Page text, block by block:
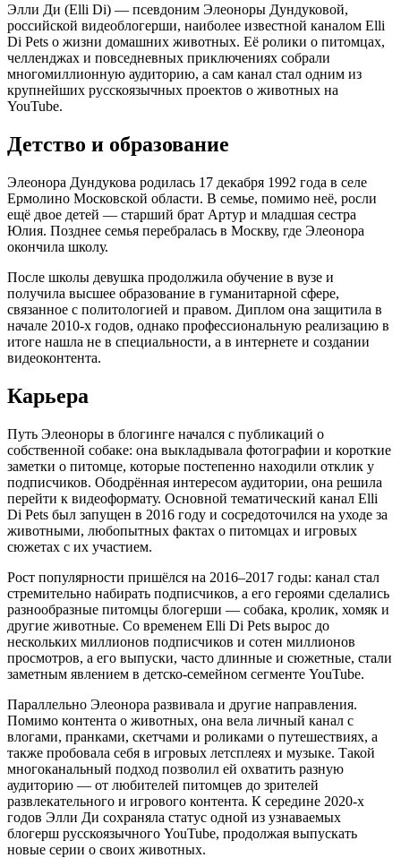
Элли Ди (Elli Di) — псевдоним Элеоноры Дундуковой,
российской видеоблогерши, наиболее известной каналом Elli
Di Pets о жизни домашних животных. Её ролики о питомцах,
челленджах и повседневных приключениях собрали
многомиллионную аудиторию, а сам канал стал одним из
крупнейших русскоязычных проектов о животных на
YouTube.
Детство и образование
Элеонора Дундукова родилась 17 декабря 1992 года в селе
Ермолино Московской области. В семье, помимо неё, росли
ещё двое детей — старший брат Артур и младшая сестра
Юлия. Позднее семья перебралась в Москву, где Элеонора
окончила школу.
После школы девушка продолжила обучение в вузе и
получила высшее образование в гуманитарной сфере,
связанное с политологией и правом. Диплом она защитила в
начале 2010-х годов, однако профессиональную реализацию в
итоге нашла не в специальности, а в интернете и создании
видеоконтента.
Карьера
Путь Элеоноры в блогинге начался с публикаций о
собственной собаке: она выкладывала фотографии и короткие
заметки о питомце, которые постепенно находили отклик у
подписчиков. Ободрённая интересом аудитории, она решила
перейти к видеоформату. Основной тематический канал Elli
Di Pets был запущен в 2016 году и сосредоточился на уходе за
животными, любопытных фактах о питомцах и игровых
сюжетах с их участием.
Рост популярности пришёлся на 2016–2017 годы: канал стал
стремительно набирать подписчиков, а его героями сделались
разнообразные питомцы блогерши — собака, кролик, хомяк и
другие животные. Со временем Elli Di Pets вырос до
нескольких миллионов подписчиков и сотен миллионов
просмотров, а его выпуски, часто длинные и сюжетные, стали
заметным явлением в детско-семейном сегменте YouTube.
Параллельно Элеонора развивала и другие направления.
Помимо контента о животных, она вела личный канал с
влогами, пранками, скетчами и роликами о путешествиях, а
также пробовала себя в игровых летсплеях и музыке. Такой
многоканальный подход позволил ей охватить разную
аудиторию — от любителей питомцев до зрителей
развлекательного и игрового контента. К середине 2020-х
годов Элли Ди сохраняла статус одной из узнаваемых
блогерш русскоязычного YouTube, продолжая выпускать
новые серии о своих животных.